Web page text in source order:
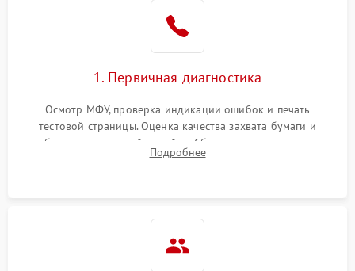
1. Первичная диагностика
Осмотр МФУ, проверка индикации ошибок и печать
тестовой страницы. Оценка качества захвата бумаги и
работы сканирующей линейки. Сбор данных о замятиях,
дефектах изображения или посторонних шумах при работе.
Подробнее